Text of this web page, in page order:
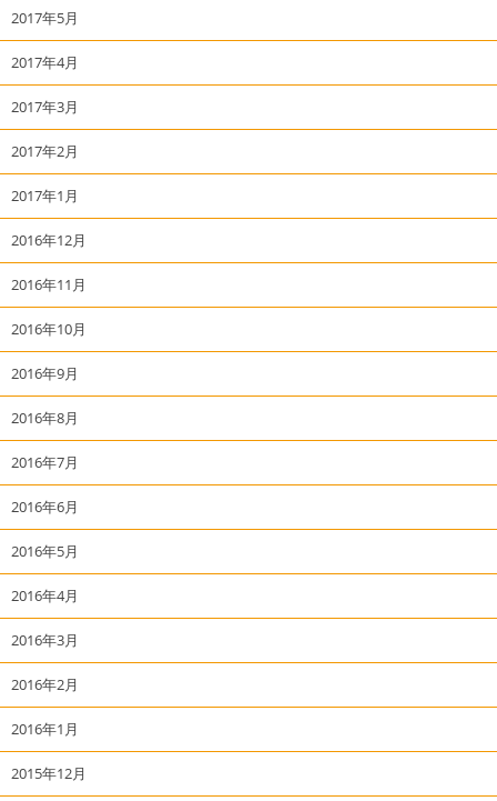
2017年5月
2017年4月
2017年3月
2017年2月
2017年1月
2016年12月
2016年11月
2016年10月
2016年9月
2016年8月
2016年7月
2016年6月
2016年5月
2016年4月
2016年3月
2016年2月
2016年1月
2015年12月